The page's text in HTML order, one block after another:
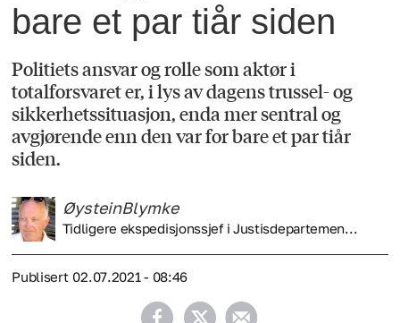
bare et par tiår siden
Politiets ansvar og rolle som aktør i
totalforsvaret er, i lys av dagens trussel- og
sikkerhetssituasjon, enda mer sentral og
avgjørende enn den var for bare et par tiår
siden.
ØysteinBlymke
Tidligere ekspedisjonssjef i Justisdepartemen...
Publisert 02.07.2021 - 08:46